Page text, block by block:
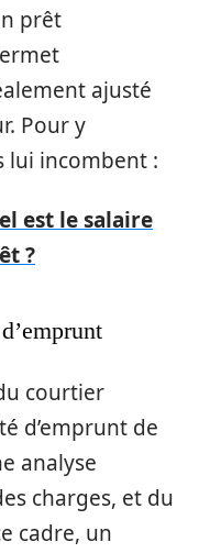
prêt
ajusté
Pour y
lui incombent :
est le salaire
?
courtier
d’emprunt de
analyse
charges, et du
cadre, un